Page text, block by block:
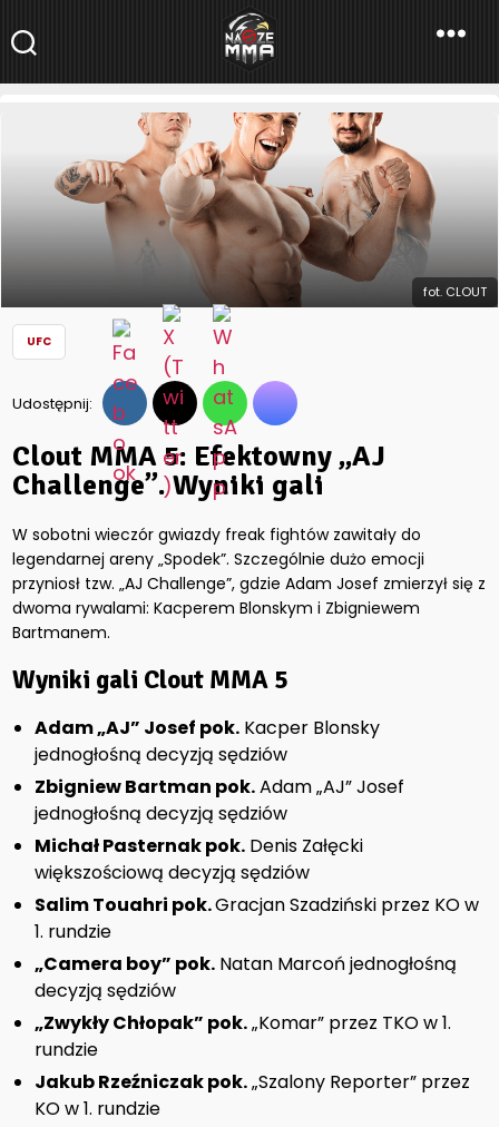
NaszeMMA
Aktualności Świat»UFC» Clout MMA 5: Efektowny
„AJ Challenge”. Wyniki gali
fot. CLOUT
UFC
Udostępnij:
Clout MMA 5: Efektowny „AJ
Challenge”. Wyniki gali
W sobotni wieczór gwiazdy freak fightów zawitały do
legendarnej areny „Spodek”. Szczególnie dużo emocji
przyniosł tzw. „AJ Challenge”, gdzie Adam Josef zmierzył się z
dwoma rywalami: Kacperem Blonskym i Zbigniewem
Bartmanem.
Wyniki gali Clout MMA 5
Adam „AJ” Josef pok. Kacper Blonsky
jednogłośną decyzją sędziów
Zbigniew Bartman pok.Adam „AJ” Josef
jednogłośną decyzją sędziów
Michał Pasternak pok. Denis Załęcki
większościową decyzją sędziów
Salim Touahri pok.Gracjan Szadziński przez KO w
1. rundzie
„Camera boy” pok. Natan Marcoń jednogłośną
decyzją sędziów
„Zwykły Chłopak” pok.„Komar” przez TKO w 1.
rundzie
Jakub Rzeźniczak pok.„Szalony Reporter” przez
KO w 1. rundzie